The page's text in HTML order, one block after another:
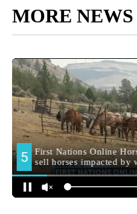
MORE NEWS